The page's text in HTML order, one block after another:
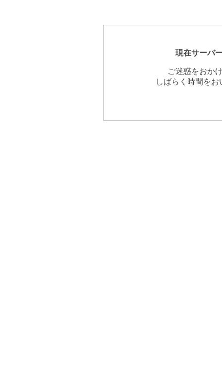
現在サーバ
ご迷惑をおか
しばらく時間を